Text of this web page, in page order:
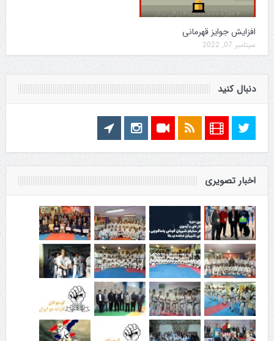
افزایش جوایز قهرمانی
سپتامبر 07, 2022
دنبال کنید
اخبار تصویری